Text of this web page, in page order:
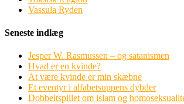
Vassula Ryden
Seneste indlæg
Jesper W. Rasmussen – og satanismen
Hvad er en kvinde?
At være kvinde er min skæbne
Et eventyr i alfabetsuppens dybder
Dobbeltspillet om islam og